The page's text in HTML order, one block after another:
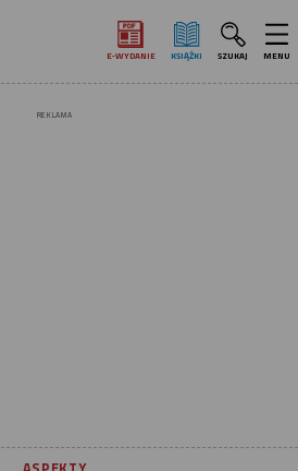
E‑WYDANIE KSIĄŻKI SZUKAJ MENU
REKLAMA